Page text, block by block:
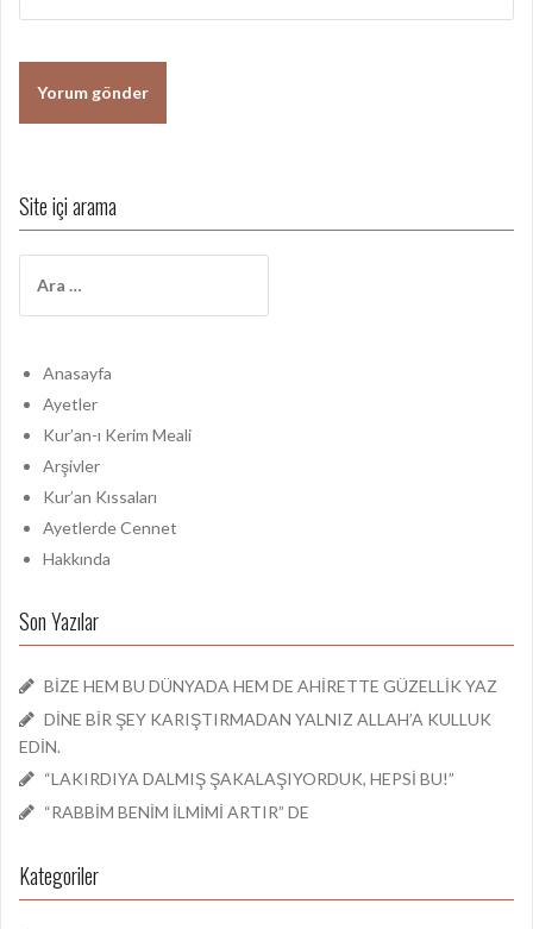
Site içi arama
a
a
Anasayfa
Ayetler
Kur’an-ı Kerim Meali
Arşivler
Kur’an Kıssaları
Ayetlerde Cennet
Hakkında
Son Yazılar
BİZE HEM BU DÜNYADA HEM DE AHİRETTE GÜZELLİK YAZ
DİNE BİR ŞEY KARIŞTIRMADAN YALNIZ ALLAH’A KULLUK
EDİN.
“LAKIRDIYA DALMIŞ ŞAKALAŞIYORDUK, HEPSİ BU!”
“RABBİM BENİM İLMİMİ ARTIR” DE
Kategoriler